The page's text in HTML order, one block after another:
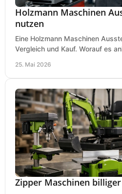
Holzmann Maschinen
nutzen
Eine Holzmann Maschinen
Vergleich und Kauf. Worauf es
25. Mai 2026
Zipper Maschinen